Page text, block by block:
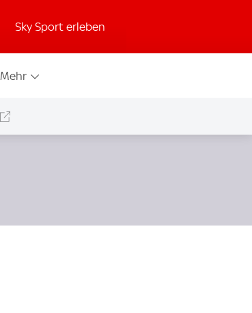
Sky Sport erleben
Mehr